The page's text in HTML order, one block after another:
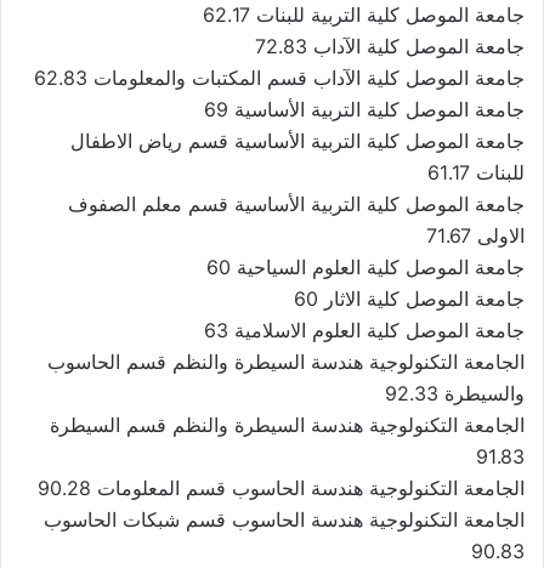
جامعة الموصل كلية التربية للبنات 62.17
جامعة الموصل كلية الآداب 72.83
جامعة الموصل كلية الآداب قسم المكتبات والمعلومات 62.83
جامعة الموصل كلية التربية الأساسية 69
جامعة الموصل كلية التربية الأساسية قسم رياض الاطفال
للبنات 61.17
جامعة الموصل كلية التربية الأساسية قسم معلم الصفوف
الاولى 71.67
جامعة الموصل كلية العلوم السياحية 60
جامعة الموصل كلية الاثار 60
جامعة الموصل كلية العلوم الاسلامية 63
الجامعة التكنولوجية هندسة السيطرة والنظم قسم الحاسوب
والسيطرة 92.33
الجامعة التكنولوجية هندسة السيطرة والنظم قسم السيطرة
91.83
الجامعة التكنولوجية هندسة الحاسوب قسم المعلومات 90.28
الجامعة التكنولوجية هندسة الحاسوب قسم شبكات الحاسوب
90.83